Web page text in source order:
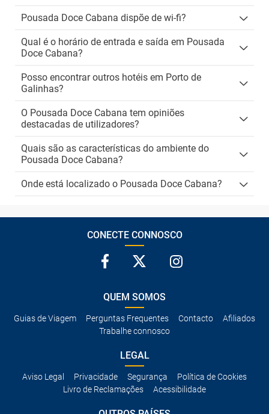
Pousada Doce Cabana dispõe de wi-fi?
Qual é o horário de entrada e saída em Pousada
Doce Cabana?
Posso encontrar outros hotéis em Porto de
Galinhas?
O Pousada Doce Cabana tem opiniões
destacadas de utilizadores?
Quais são as características do ambiente do
Pousada Doce Cabana?
Onde está localizado o Pousada Doce Cabana?
CONECTE CONNOSCO
QUEM SOMOS
Guias de Viagem Perguntas Frequentes Contacto
Afiliados
Trabalhe connosco
LEGAL
Aviso Legal Privacidade Segurança
Política de Cookies
Livro de Reclamações
Acessibilidade